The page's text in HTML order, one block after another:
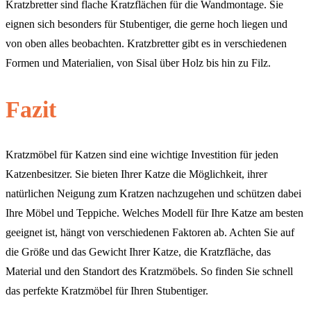
Kratzbretter sind flache Kratzflächen für die Wandmontage. Sie
eignen sich besonders für Stubentiger, die gerne hoch liegen und
von oben alles beobachten. Kratzbretter gibt es in verschiedenen
Formen und Materialien, von Sisal über Holz bis hin zu Filz.
Fazit
Kratzmöbel für Katzen sind eine wichtige Investition für jeden
Katzenbesitzer. Sie bieten Ihrer Katze die Möglichkeit, ihrer
natürlichen Neigung zum Kratzen nachzugehen und schützen dabei
Ihre Möbel und Teppiche. Welches Modell für Ihre Katze am besten
geeignet ist, hängt von verschiedenen Faktoren ab. Achten Sie auf
die Größe und das Gewicht Ihrer Katze, die Kratzfläche, das
Material und den Standort des Kratzmöbels. So finden Sie schnell
das perfekte Kratzmöbel für Ihren Stubentiger.